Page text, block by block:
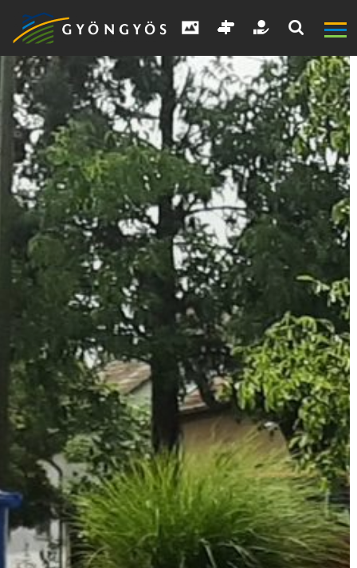
A
VÁROS
KIEMELT
LÁTVÁNYOSSÁGOK
GYÖNGYÖS
VÁROS
ÉRTÉKTÁRA
VÁROSUNKRÓL
LAKOSSÁGI
INFORMÁCIÓK
HASZNOS